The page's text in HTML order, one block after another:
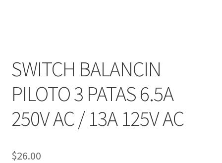
SWITCH BALANCIN
PILOTO 3 PATAS 6.5A
250V AC / 13A 125V AC
$26.00